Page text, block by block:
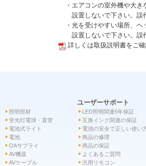
・エアコンの室外機や大き
設置しないで下さい。誤作
・光を受けやすい場所、ヘ
設置しないで下さい。誤作
詳しくは取扱説明書をご
照明部材
蛍光灯電球・直管
電池式ライト
電池
OAサプライ
AV機器
AVケーブル
ユーザーサポート
LED照明関連5年保証
互換インク関連の保証
電池の安全で正しい使い
商品の修理
商品の保証
よくあるご質問
汎用リモコン